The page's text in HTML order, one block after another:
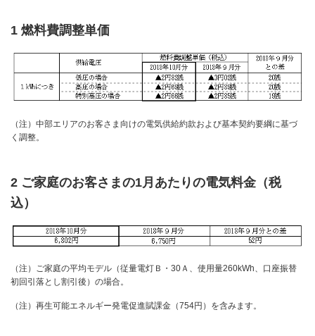
1 燃料費調整単価
（注）中部エリアのお客さま向けの電気供給約款および基本契約要綱に基づ
く調整。
2 ご家庭のお客さまの1月あたりの電気料金（税
込）
（注）ご家庭の平均モデル（従量電灯Ｂ・30Ａ、使用量260kWh、口座振替
初回引落とし割引後）の場合。
（注）再生可能エネルギー発電促進賦課金（754円）を含みます。